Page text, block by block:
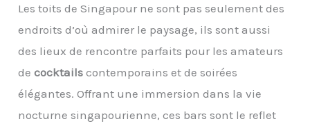
Les toits de Singapour ne sont pas seulement des
endroits d’où admirer le paysage, ils sont aussi
des lieux de rencontre parfaits pour les amateurs
decocktails contemporains et de soirées
élégantes. Offrant une immersion dans la vie
nocturne singapourienne, ces bars sont le reflet